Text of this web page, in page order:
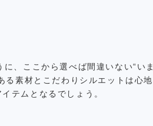
、ここから選べば間違いない“いま
る素材とこだわりシルエットは心地
テムとなるでしょう。